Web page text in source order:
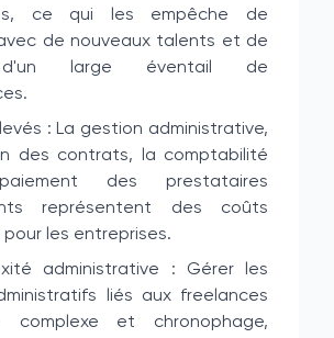
ce qui les empêche de
de nouveaux talents et de
large éventail de
: La gestion administrative,
des contrats, la comptabilité
des prestataires
représentent des coûts
les entreprises.
administrative : Gérer les
liés aux freelances
et chronophage,